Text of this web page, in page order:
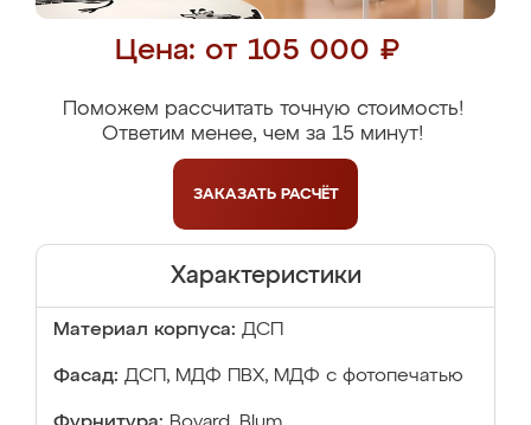
Цена: от 105 000 ₽
Поможем рассчитать точную стоимость!
Ответим менее, чем за 15 минут!
ЗАКАЗАТЬ РАСЧЁТ
Характеристики
Материал корпуса: ДСП
Фасад: ДСП, МДФ ПВХ, МДФ с фотопечатью